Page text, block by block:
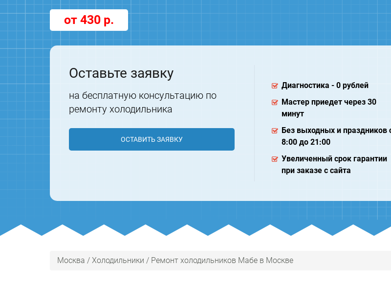
от 430 р.
Оставьте заявку
на бесплатную консультацию по
ремонту холодильника
ОСТАВИТЬ ЗАЯВКУ
Диагностика - 0 рублей
Мастер приедет через 30
минут
Без выходных и праздников
8:00 до 21:00
Увеличенный срок гарантии
при заказе с сайта
Москва / Холодильники / Ремонт холодильников Мабе в Москве